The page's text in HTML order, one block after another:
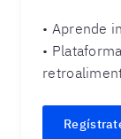
• Aprende
•